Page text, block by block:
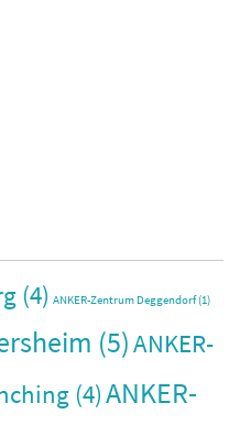
(4) ANKER-Zentrum Deggendorf(1)
(5)ANKER-
(4)ANKER-